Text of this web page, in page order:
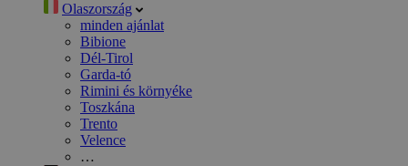
Olaszország
minden ajánlat
Bibione
Dél-Tirol
Garda-tó
Rimini és környéke
Toszkána
Trento
Velence
…